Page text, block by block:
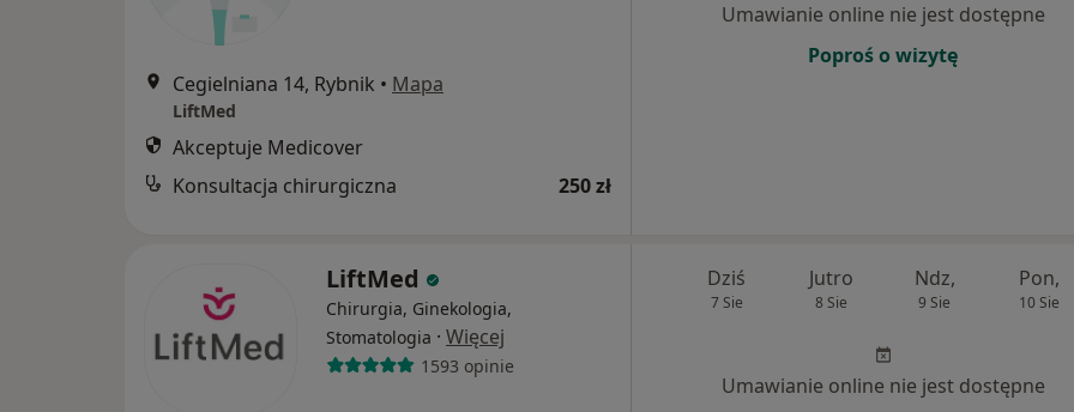
Cegielniana 14, Rybnik • Mapa
LiftMed
Akceptuje Medicover
Konsultacja chirurgiczna
250 zł
Umawianie online nie jest dostępne
Poproś o wizytę
LiftMed
Chirurgia, Ginekologia,
Stomatologia · Więcej
1593 opinie
Dziś
7 Sie
Jutro
8 Sie
Ndz,
9 Sie
Pon,
10 Sie
Umawianie online nie jest dostępne